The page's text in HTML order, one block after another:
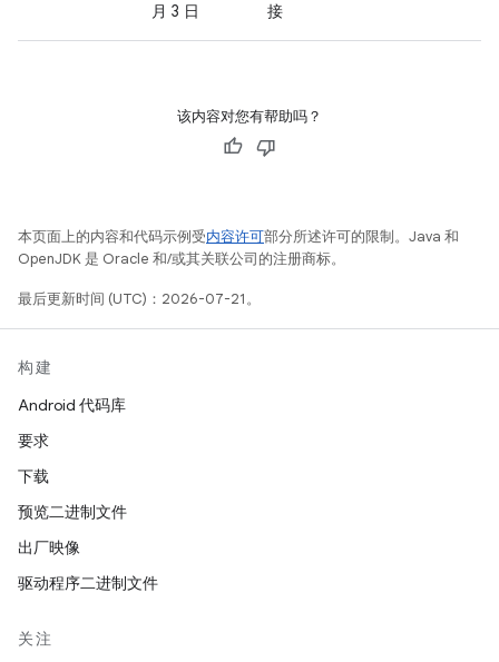
月 3 日
接
该内容对您有帮助吗？
本页面上的内容和代码示例受内容许可部分所述许可的限制。Java 和
OpenJDK 是 Oracle 和/或其关联公司的注册商标。
最后更新时间 (UTC)：2026-07-21。
构建
Android 代码库
要求
下载
预览二进制文件
出厂映像
驱动程序二进制文件
关注